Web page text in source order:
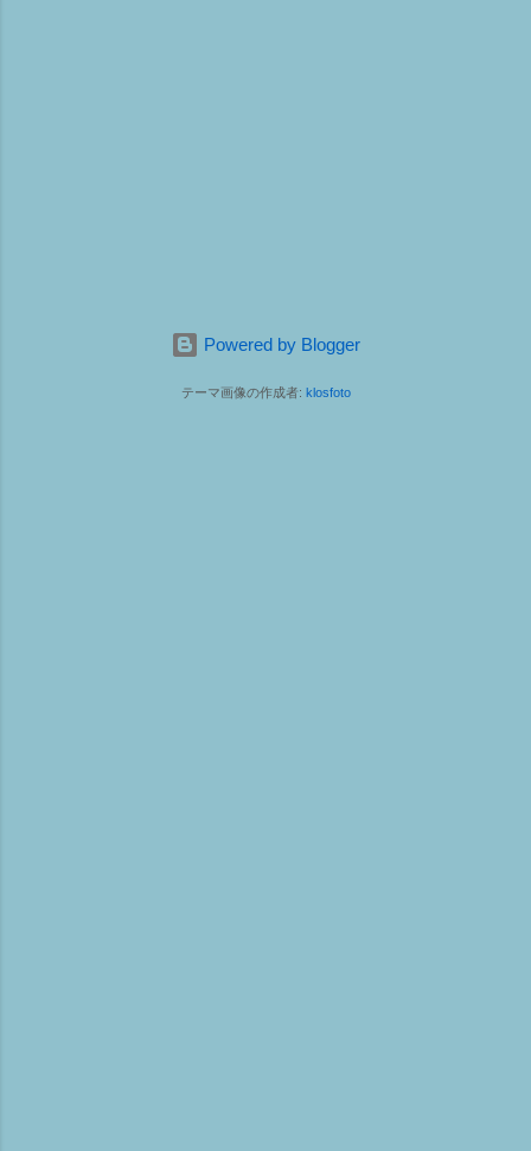
Powered by Blogger
テーマ画像の作成者: klosfoto